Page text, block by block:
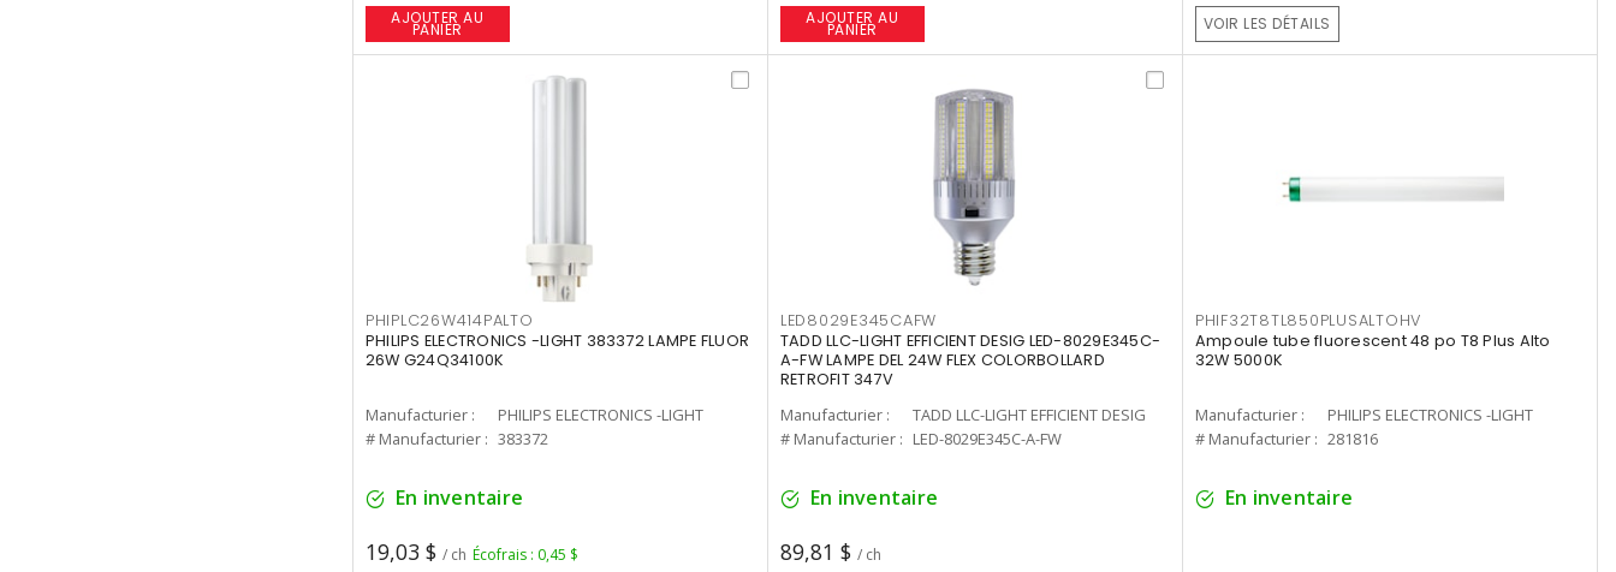
AJOUTER AU
PANIER
AJOUTER AU
PANIER VOIR LES DÉTAILS
PHIPLC26W414PALTO
PHILIPS ELECTRONICS -LIGHT 383372 LAMPE FLUOR
26W G24Q34100K
Manufacturier :
PHILIPS ELECTRONICS -LIGHT
# Manufacturier : 383372
En inventaire
19,03 $ / ch Écofrais : 0,45 $
LED8029E345CAFW
TADD LLC-LIGHT EFFICIENT DESIG LED-8029E345C-
A-FW LAMPE DEL 24W FLEX COLORBOLLARD
RETROFIT 347V
Manufacturier :
TADD LLC-LIGHT EFFICIENT DESIG
# Manufacturier : LED-8029E345C-A-FW
En inventaire
89,81 $ / ch
PHIF32T8TL850PLUSALTOHV
Ampoule tube fluorescent 48 po T8 Plus Alto
32W 5000K
Manufacturier :
PHILIPS ELECTRONICS -LIGHT
# Manufacturier : 281816
En inventaire